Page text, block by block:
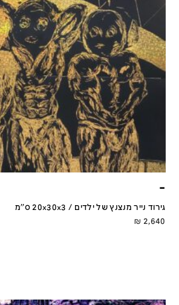
–
גירוד נייר מנצנץ של ילדים / 20x30x3 ס''מ
2,640
₪